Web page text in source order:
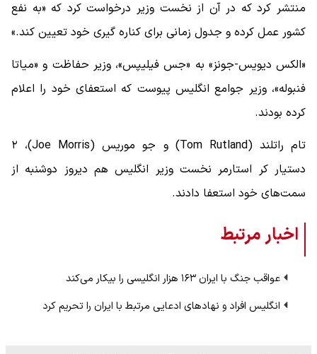
منتشر کرد که در آن از نخست‌ وزیر درخواست کرد که «به نفع
کشور عمل کرده و جدول زمانی برای کناره‌ گیری خود تعیین کند.»
«الکس دیویس-جونز» به «جس فیلیپس»، وزیر حفاظت و «میاتا
فنبوله»، وزیر جوامع انگلیس پیوست که استعفای خود را اعلام
کرده بودند.
تام راتلند (Tom Rutland) و جو موریس (Joe Morris)، ۲
دستیار کر استارمر نخست وزیر انگلیس هم دیروز دوشنبه از
سمت‌های خود استعفا دادند.
اخبار مرتبط
عواقب جنگ با ایران ۱۶۳ هزار انگلیسی را بیکار می‌کند
انگلیس افراد و نهادهای ادعایی مرتبط با ایران را تحریم کرد